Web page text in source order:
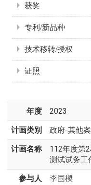
获奖
专利/新品种
技术移转/授权
证照
年度 2023
计画类别 政府-其他
计画名称
112年度第
测试试务工
参与人 李国樑